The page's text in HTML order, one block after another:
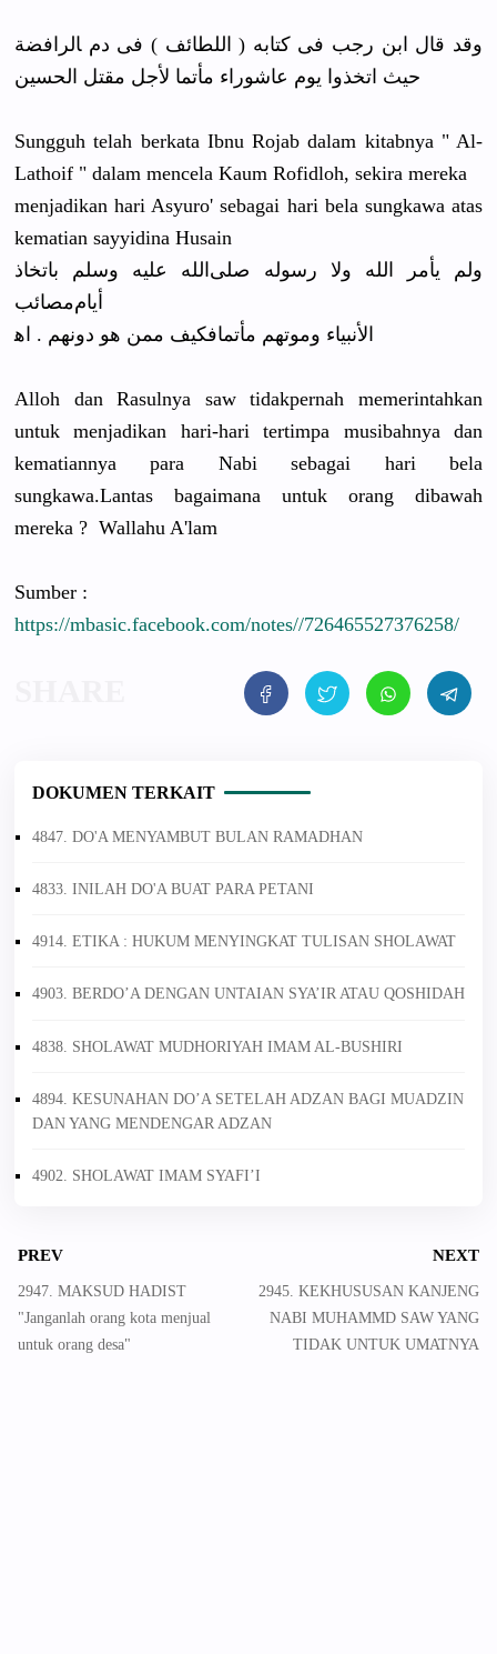
ﻭﻗﺪ ﻗﺎﻝ ﺍﺑﻦ ﺭﺟﺐ ﻓﻰ ﻛﺘﺎﺑﻪ ( ﺍﻟﻠﻄﺎﺋﻒ ) ﻓﻰ ﺩﻡ ﺎلرﺍﻓﻀﺔ
Sungguh telah berkata Ibnu Rojab dalam kitabnya " Al-
Lathoif " dalam mencela Kaum Rofidloh, sekira mereka
menjadikan hari Asyuro' sebagai hari bela sungkawaatas
kematian sayyidina Husain
ﻭﻟﻢ ﻳﺄﻣﺮ ﺍﻟﻠﻪ ﻭﻻ ﺭﺳﻮﻟﻪ ﺻﻠﻰﺍﻟﻠﻪ ﻋﻠﻴﻪ ﻭﺳﻠﻢ ﺑﺎﺗﺨﺎﺫ
ﺃﻳﺎﻡﻣﺼﺎﺋﺐ
ﺍﻷﻧﺒﻴﺎﺀ ﻭﻣﻮﺗﻬﻢ ﻣﺄﺗﻤﺎﻓﻜﻴﻒ ﻣﻤﻦ ﻫﻮ ﺩﻭﻧﻬﻢ . ﺍﻫ
Alloh dan Rasulnya saw tidakpernah memerintahkan
untuk menjadikan hari-hari tertimpa musibahnya dan
kematiannya para Nabi sebagai hari bela
sungkawa.Lantas bagaimana untuk orang dibawah
mereka ? Wallahu A'lam
Sumber :
https://mbasic.facebook.com/notes//726465527376258/
DOKUMEN TERKAIT
4847. DO'A MENYAMBUT BULAN RAMADHAN
4833. INILAH DO'A BUAT PARA PETANI
4914. ETIKA : HUKUM MENYINGKAT TULISAN SHOLAWAT
4903. BERDO’A DENGAN UNTAIAN SYA’IR ATAU QOSHIDAH
4838. SHOLAWAT MUDHORIYAH IMAM AL-BUSHIRI
4894. KESUNAHAN DO’A SETELAH ADZAN BAGI MUADZIN
DAN YANG MENDENGAR ADZAN
4902. SHOLAWAT IMAM SYAFI’I
PREV
2947. MAKSUD HADIST
"Janganlah orang kota menjual
untuk orang desa"
NEXT
2945. KEKHUSUSAN KANJENG
NABI MUHAMMD SAW YANG
TIDAK UNTUK UMATNYA